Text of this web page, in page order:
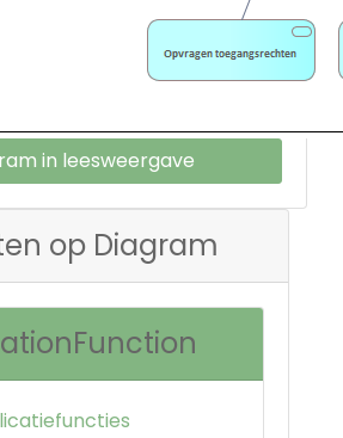
in leesweergave
op Diagram